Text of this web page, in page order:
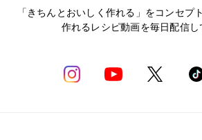
「きちんとおいしく作れる」をコンセプ
作れるレシピ動画を毎日配信し